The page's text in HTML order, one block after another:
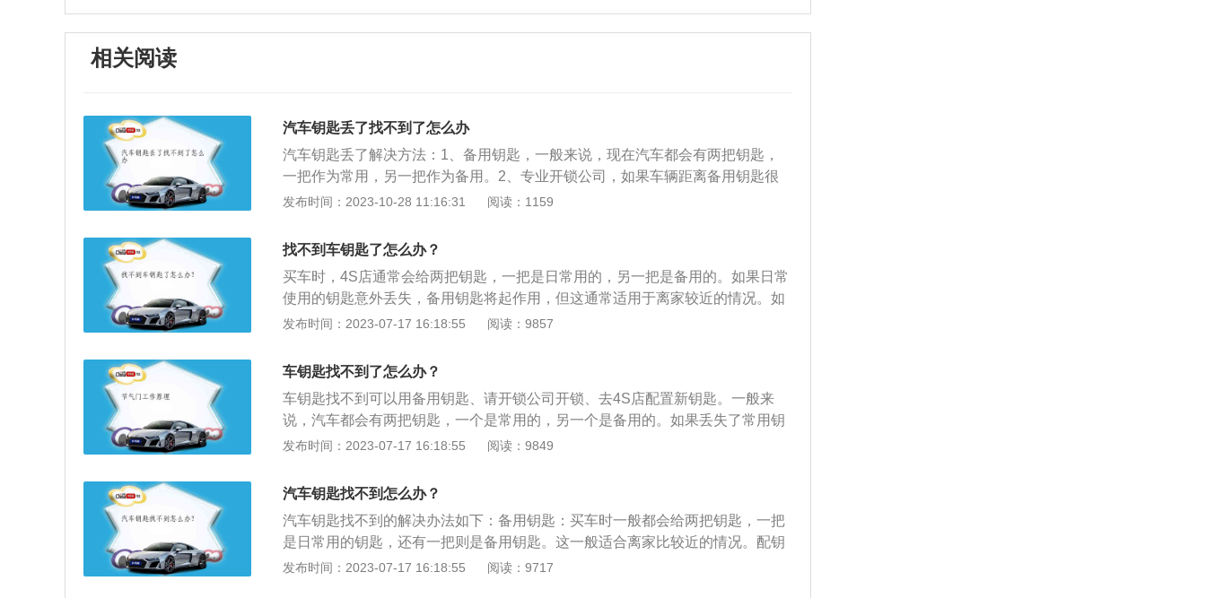
相关阅读
汽车钥匙丢了找不到了怎么办
汽车钥匙丢了解决方法：1、备用钥匙，一般来说，现在汽车都会有两把钥匙，
一把作为常用，另一把作为备用。2、专业开锁公司，如果车辆距离备用钥匙很
远，或者是备用钥匙也找不到，那只好请专业的开锁公司来开锁。3、4s店，每
店，4s店就可以根据提供的信息获取车辆的防盗密码，然后配置新的钥匙。同时
还可以将丢失的钥匙数据抹掉，也就是说丢失的钥匙成为非法钥匙，将无法启动
车辆，但是仍可以打开车门，所以4s店还会建议更换全车锁，以确保安全。4、
如果钥匙是在家丢的话，最好可以把家里所有的地方都找一遍，用心找也许可以
找到。5、当然也可以把车上全部的锁都通通的换掉，然后配备新的钥匙，不过
响正常使用，可以选择到正规的维修店去配备钥匙，比较安全，放心。
发布时间：2023-10-28 11:16:31 阅读：1159
找不到车钥匙了怎么办？
买车时，4S店通常会给两把钥匙，一把是日常用的，另一把是备用的。如果日常
使用的钥匙意外丢失，备用钥匙将起作用，但这通常适用于离家较近的情况。如
果你拿不到备用钥匙，则需要联系开锁公司打开门锁，或联系4S店重新配钥匙。
不一样，钥匙的费用也不一样。对于豪华轿车来说，配一把钥匙一般需要300~12
00元。如果商店里有存货，通常很快就会配备好。如果没有，则需要向制造商申
请装运，通常需要3~5天。
发布时间：2023-07-17 16:18:55 阅读：9857
车钥匙找不到了怎么办？
车钥匙找不到可以用备用钥匙、请开锁公司开锁、去4S店配置新钥匙。一般来
说，汽车都会有两把钥匙，一个是常用的，另一个是备用的。如果丢失了常用钥
匙，备用钥匙就会起作用。不要把备用钥匙放在车内，要放在家里安全的地方。
要身份证、行驶证等证明车是你的。每辆车都有随车附带的防盗密码，如果车主
向4s店提供驾照和身份信息，4s店可以根据提供的信息取得车辆的防盗密码，并
配置新的钥匙。
发布时间：2023-07-17 16:18:55 阅读：9849
汽车钥匙找不到怎么办？
汽车钥匙找不到的解决办法如下：备用钥匙：买车时一般都会给两把钥匙，一把
是日常用的钥匙，还有一把则是备用钥匙。这一般适合离家比较近的情况。配钥
匙：要去4S店配钥匙，车价不同，配钥匙的费用也不同，一般很快就配好，如果
发布时间：2023-07-17 16:18:55 阅读：9717